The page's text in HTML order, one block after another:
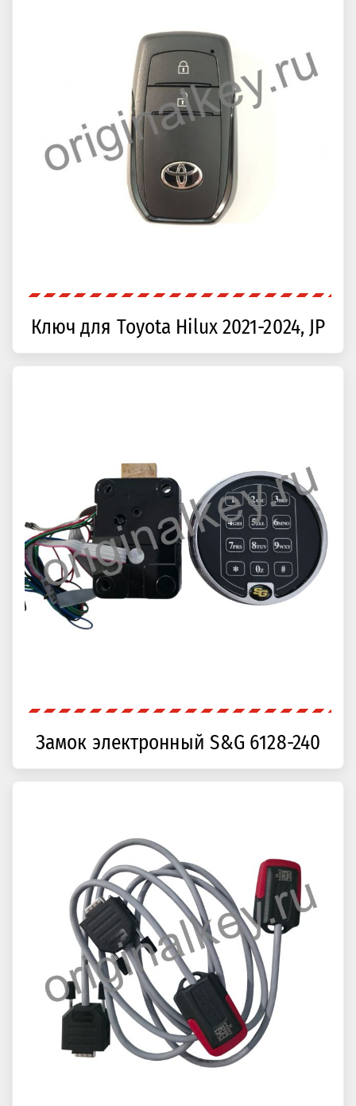
Ключ для Toyota Hilux 2021-2024, JP
Замок электронный S&G 6128-240